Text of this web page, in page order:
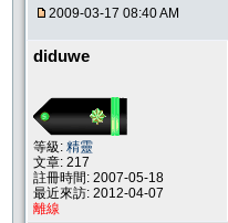
2009-03-17 08:40 AM
diduwe
等級: 精靈
文章: 217
註冊時間: 2007-05-18
最近來訪: 2012-04-07
離線